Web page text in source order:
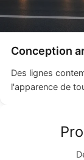
Conception
Des lignes
l'apparence de